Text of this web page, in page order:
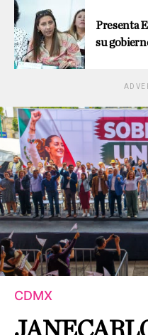
Presenta
su
CDMX